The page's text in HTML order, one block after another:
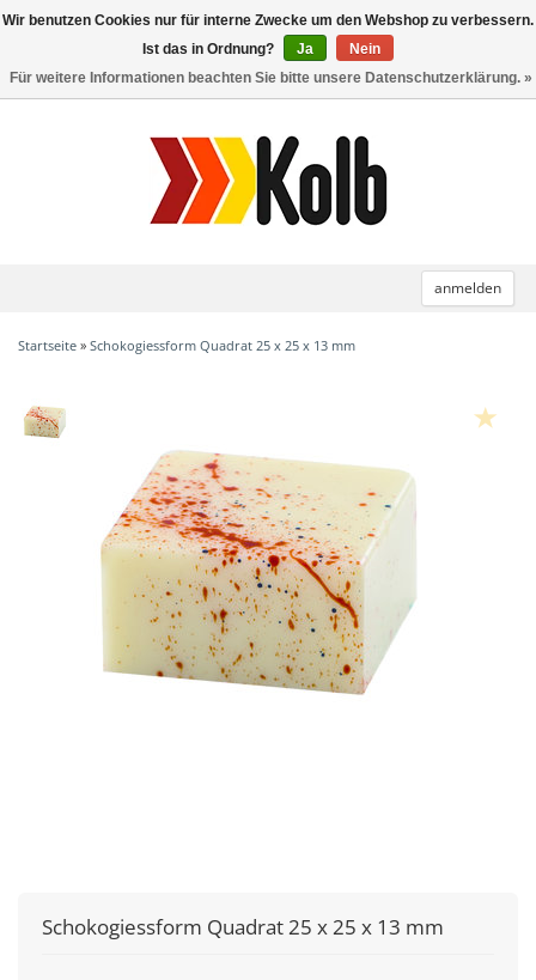
anmelden
Toggle
Startseite » Schokogiessform Quadrat 25 x 25 x 13 mm
Schokogiessform Quadrat 25 x 25 x 13 mm
Wir benutzen Cookies nur für interne Zwecke um den Webshop zu verbessern.
Ist das in Ordnung?
Ja
Nein
Für weitere Informationen beachten Sie bitte unsere Datenschutzerklärung. »